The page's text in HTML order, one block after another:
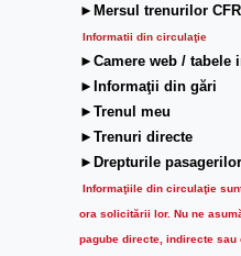
►Mersul trenurilor CFR
Informatii din circulaţie
►Camere web / tabele
►Informaţii din gări
►Trenul meu
►Trenuri directe
►Drepturile
Informaţiile din circulaţie
ora solicitării lor. Nu ne
pagube directe, indirecte